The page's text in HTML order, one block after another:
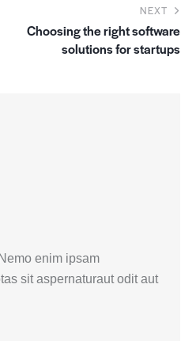
NEXT
Choosing the right software
solutions for startups
enim ipsam
sit aspernaturaut odit aut